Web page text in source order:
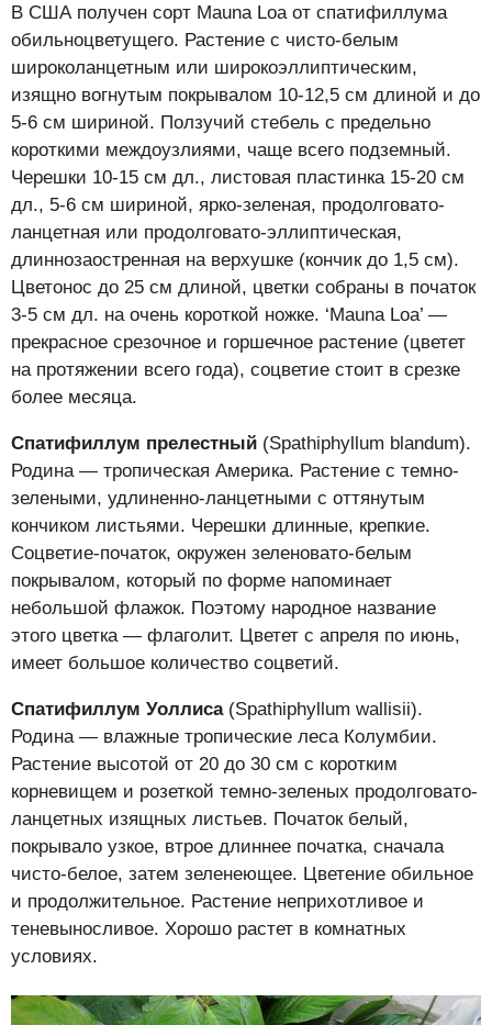
В США получен сорт Mauna Loa от спатифиллума
обильноцветущего. Растение с чисто-белым
широколанцетным или широкоэллиптическим,
изящно вогнутым покрывалом 10-12,5 см длиной и до
5-6 см шириной. Ползучий стебель с предельно
короткими междоузлиями, чаще всего подземный.
Черешки 10-15 см дл., листовая пластинка 15-20 см
дл., 5-6 см шириной, ярко-зеленая, продолговато-
ланцетная или продолговато-эллиптическая,
длиннозаостренная на верхушке (кончик до 1,5 см).
Цветонос до 25 см длиной, цветки собраны в початок
3-5 см дл. на очень короткой ножке. ‘Mauna Loa’ —
прекрасное срезочное и горшечное растение (цветет
на протяжении всего года), соцветие стоит в срезке
более месяца.
Спатифиллум прелестный (Spathiphyllum blandum).
Родина — тропическая Америка. Растение с темно-
зелеными, удлиненно-ланцетными с оттянутым
кончиком листьями. Черешки длинные, крепкие.
Соцветие-початок, окружен зеленовато-белым
покрывалом, который по форме напоминает
небольшой флажок. Поэтому народное название
этого цветка — флаголит. Цветет с апреля по июнь,
имеет большое количество соцветий.
Спатифиллум Уоллиса(Spathiphyllum wallisii).
Родина — влажные тропические леса Колумбии.
Растение высотой от 20 до 30 см с коротким
корневищем и розеткой темно-зеленых продолговато-
ланцетных изящных листьев. Початок белый,
покрывало узкое, втрое длиннее початка, сначала
чисто-белое, затем зеленеющее. Цветение обильное
и продолжительное. Растение неприхотливое и
теневыносливое. Хорошо растет в комнатных
условиях.